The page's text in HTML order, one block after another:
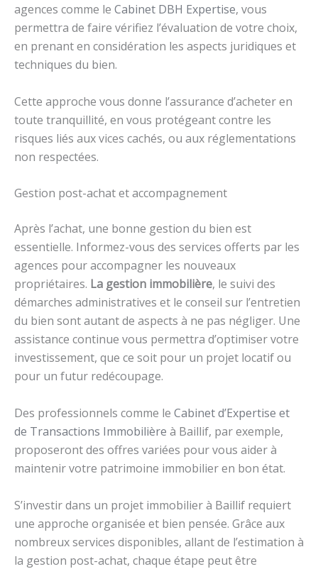
agences comme le Cabinet DBH Expertise, vous
permettra de faire vérifiez l’évaluation de votre choix,
en prenant en considération les aspects juridiques et
techniques du bien.
Cette approche vous donne l’assurance d’acheter en
toute tranquillité, en vous protégeant contre les
risques liés aux vices cachés, ou aux réglementations
non respectées.
Gestion post-achat et accompagnement
Après l’achat, une bonne gestion du bien est
essentielle. Informez-vous des services offerts par les
agences pour accompagner les nouveaux
propriétaires. La gestion immobilière, le suivi des
démarches administratives et le conseil sur l’entretien
du bien sont autant de aspects à ne pas négliger. Une
assistance continue vous permettra d’optimiser votre
investissement, que ce soit pour un projet locatif ou
pour un futur redécoupage.
Des professionnels comme le Cabinet d’Expertise et
de Transactions Immobilière à Baillif, par exemple,
proposeront des offres variées pour vous aider à
maintenir votre patrimoine immobilier en bon état.
S’investir dans un projet immobilier à Baillif requiert
une approche organisée et bien pensée. Grâce aux
nombreux services disponibles, allant de l’estimation à
la gestion post-achat, chaque étape peut être